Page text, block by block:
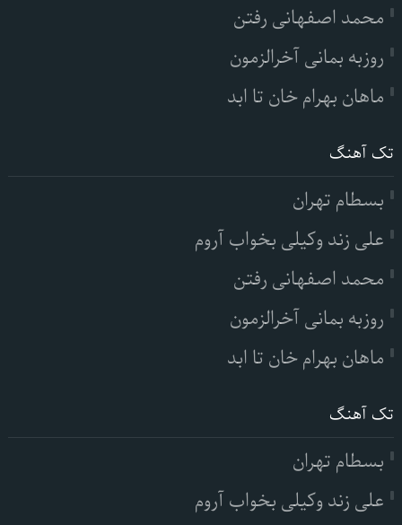
محمد اصفهانی رفتن
روزبه بمانی آخرالزمون
ماهان بهرام خان تا ابد
تک آهنگ
بسطام تهران
علی زند وکیلی بخواب آروم
محمد اصفهانی رفتن
روزبه بمانی آخرالزمون
ماهان بهرام خان تا ابد
تک آهنگ
بسطام تهران
علی زند وکیلی بخواب آروم